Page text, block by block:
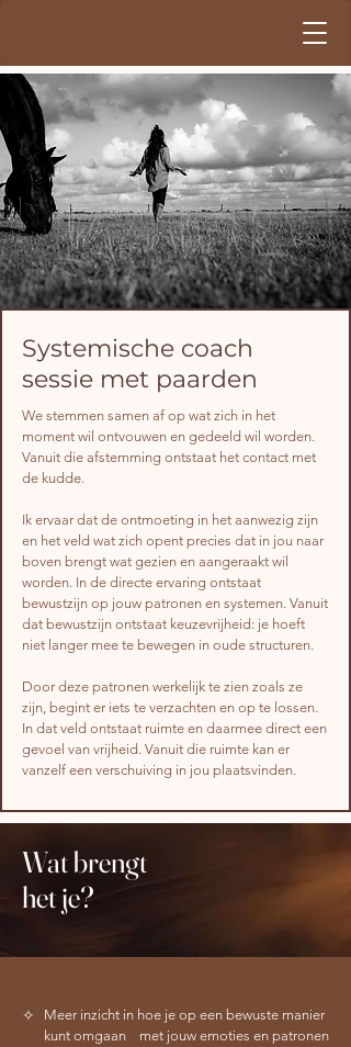
Systemische coach
sessie met paarden
We stemmen samen af op wat zich in het
moment wil ontvouwen en gedeeld wil worden.
Vanuit die afstemming ontstaat het contact met
de kudde.
Ik ervaar dat de ontmoeting in het aanwezig zijn
en het veld wat zich opent precies dat in jou naar
boven brengt wat gezien en aangeraakt wil
worden. In de directe ervaring ontstaat
bewustzijn op jouw patronen en systemen. Vanuit
dat bewustzijn ontstaat keuzevrijheid: je hoeft
niet langer mee te bewegen in oude structuren.
Door deze patronen werkelijk te zien zoals ze
zijn, begint er iets te verzachten en op te lossen.
In dat veld ontstaat ruimte en daarmee direct een
gevoel van vrijheid. Vanuit die ruimte kan er
vanzelf een verschuiving in jou plaatsvinden.
Wat brengt
het je?
✧
Meer inzicht in hoe je op een bewuste manier
kunt omgaan met jouw emoties en patronen